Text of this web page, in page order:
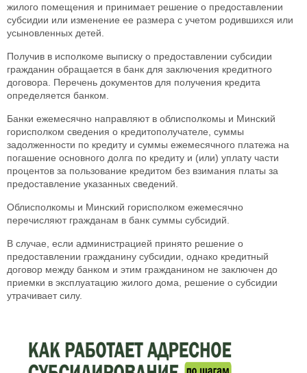
жилого помещения и принимает решение о предоставлении
субсидии или изменение ее размера с учетом родившихся или
усыновленных детей.
Получив в исполкоме выписку о предоставлении субсидии
гражданин обращается в банк для заключения кредитного
договора. Перечень документов для получения кредита
определяется банком.
Банки ежемесячно направляют в облисполкомы и Минский
горисполком сведения о кредитополучателе, суммы
задолженности по кредиту и суммы ежемесячного платежа на
погашение основного долга по кредиту и (или) уплату части
процентов за пользование кредитом без взимания платы за
предоставление указанных сведений.
Облисполкомы и Минский горисполком ежемесячно
перечисляют гражданам в банк суммы субсидий.
В случае, если администрацией принято решение о
предоставлении гражданину субсидии, однако кредитный
договор между банком и этим гражданином не заключен до
приемки в эксплуатацию жилого дома, решение о субсидии
утрачивает силу.